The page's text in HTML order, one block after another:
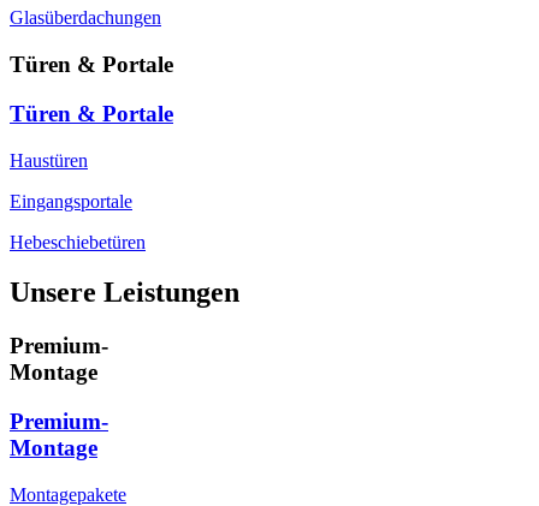
Glasüberdachungen
Türen & Portale
Türen & Portale
Haustüren
Eingangsportale
Hebeschiebetüren
Unsere Leistungen
Premium-
Montage
Premium-
Montage
Montagepakete